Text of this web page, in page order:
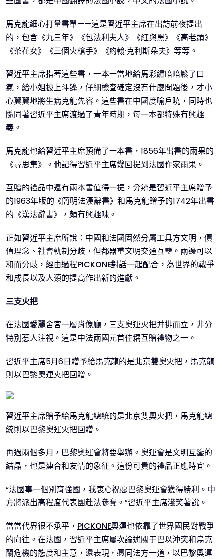
馬克龍細心打量書單——這是習近平主席在出訪前夜提出
的，包含《九三年》《包法利夫人》《紅與黑》《高老頭》
《茶花女》《三個火槍手》《約翰·克利斯朵夫》等等。
習近平主席指著這些書，一本一當地給馬彩繡暗暗鬆了口
氣，給小姐披上斗篷，仔細檢查確定沒有什麼問題後，才小
心翼翼地將生病克龍先容。這些書在中國度喻戶曉，同時也
隨同著習近平主席渡過了青年時期，每一本都特殊有興趣
義。
馬克龍也給習近平主席預備了一本書，1856年出書的雨果的
《尋思集》。他記得習近平主席幾回提到法國作家雨果。
互贈的禮品中還有兩本書值得一提，分辨是習近平主席贈予
的1963年版的《簡明法漢辭書》和馬克龍贈予的1742年出書
的《漢法辭書》，頗有興趣味。
正如習近平主席所說：中國和法國固然分屬工具方文明，價
值理念、社會軌制分歧，但都器重文明交通互鑒。兩邊可以
和而分歧，經由過程PICKONE對話一起配合，為世界的戰爭
和成長以及人類的提高作出新的進獻。
三支火把
在法國愛麗舍宮一層肖像廳，三支奧運火把并排而立，非分
特別惹人注視。這是中法兩國元首佳耦互贈禮物之一。
習近平主席5月6日贈予給馬克龍的是北京雙奧火把，馬克龍
則以巴黎奧運火把回贈。
習近平主席贈予給馬克龍總統的是北京雙奧火把，馬克龍總
統則以巴黎奧運火把回贈。
再過兩個多月，巴黎奧運會將要舉辦。奧運會是文明互鑒的
結晶，也是連合和友情的象征。這份可貴的禮品正應時宜。
“法國事一個別育強國，我衷心祝愿巴黎奧運會獲得勝利。中
方將派出高程度代表團赴法參賽。”習近平主席淺笑著說。
當當代界很不承平， PICKONE奧運也依靠了世界國民對戰爭
的向往。在法國，習近平主席屢次論述關于巴以沖突和烏克
蘭危機的態度和主意，還表現，愿同法方一道，以巴黎奧運